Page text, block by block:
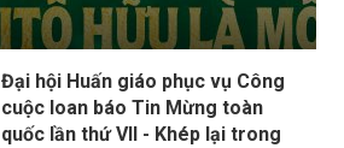
Đại hội Huấn giáo phục vụ Công
cuộc loan báo Tin Mừng toàn
quốc lần thứ VII - Khép lại trong